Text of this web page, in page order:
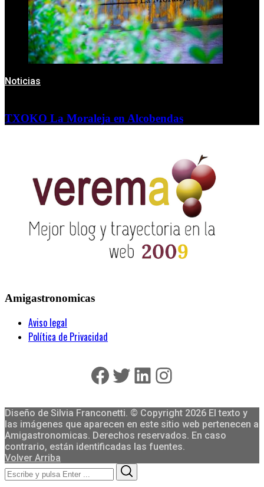
Noticias
TXOKO La Moraleja en Alcobendas
Amigastronomicas
Aviso legal
Política de Privacidad
Facebook
Twitter
LinkedIn
Instagram
Diseño de Silvia Franconetti. © Copyright 2026 El texto y
las imágenes que aparecen en este sitio web pertenecen a
Amigastronomicas. Derechos reservados. En caso
contrario, están identificadas las fuentes.
Volver Arriba
Search
for: